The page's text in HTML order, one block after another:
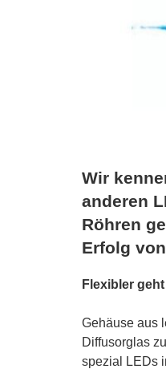
Wir
anderen
Röhren
Erfolg
Flexibler
Gehäuse aus
Diffusorglas
spezial LEDs